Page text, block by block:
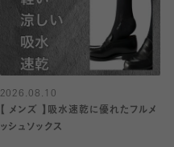
2026.08.10
【 メンズ 】吸水速乾に優れたフルメ
ッシュソックス